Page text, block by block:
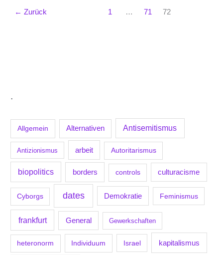
.
Allgemein Alternativen Antisemitismus
Antizionismus arbeit Autoritarismus
biopolitics borders controls culturacisme
Cyborgs dates Demokratie Feminismus
frankfurt General Gewerkschaften
heteronorm Individuum Israel kapitalismus
← Zurück 1 … 71 72